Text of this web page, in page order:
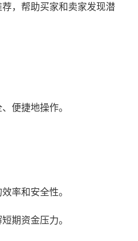
，帮助买家和卖家发现潜
便捷地操作。
率和安全性。
期资金压力。